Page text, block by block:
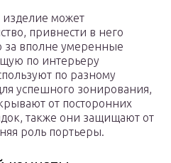
изделие может
привнести в него
вполне умеренные
по интерьеру
по разному
успешного зонирования,
от посторонних
также они защищают от
роль портьеры.